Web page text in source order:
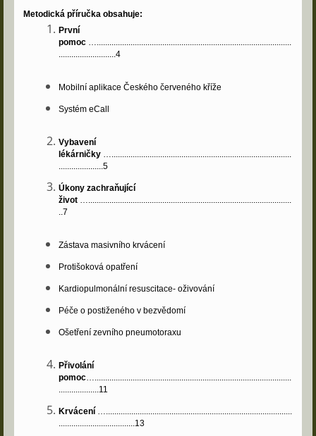
Metodická příručka obsahuje:
První
pomoc …............................................................................................
...........................4
Mobilní aplikace Českého červeného kříže
Systém eCall
Vybavení
lékárničky ….....................................................................................
.....................5
Úkony zachraňující
život …................................................................................................
..7
Zástava masivního krvácení
Protišoková opatření
Kardiopulmonální resuscitace- oživování
Péče o postiženého v bezvědomí
Ošetření zevního pneumotoraxu
Přivolání
pomoc….............................................................................................
...................11
Krvácení …........................................................................................
....................................13